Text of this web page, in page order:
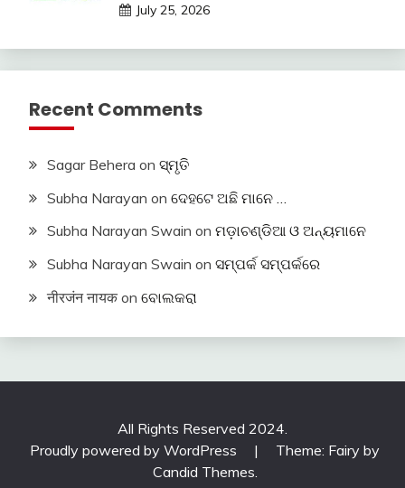
July 25, 2026
Recent Comments
Sagar Behera on ସ୍ମୃତି
Subha Narayan on ଦେହଟେ ଅଛି ମାନେ …
Subha Narayan Swain on ମଡ଼ାଚଣ୍ଡିଆ ଓ ଅନ୍ୟମାନେ
Subha Narayan Swain on ସମ୍ପର୍କ ସମ୍ପର୍କରେ
नीरजंन नायक on ବୋଲକରା
All Rights Reserved 2024.
Proudly powered by WordPress
|
Theme: Fairy by
Candid Themes.